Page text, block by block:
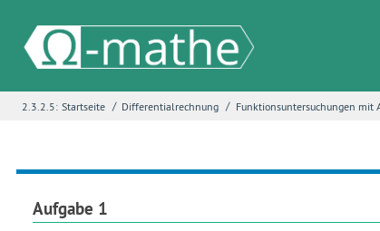
2.3.2.5: Startseite / Differentialrechnung / Funktionsuntersuchungen mit
Aufgabe 1
E-Mail